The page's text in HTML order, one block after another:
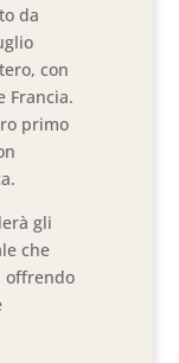
da
con
Francia.
primo
gli
che
offrendo